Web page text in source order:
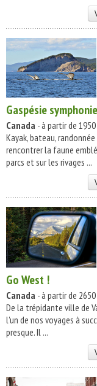
Gaspésie symphonie
Canada - à partir de
Kayak, bateau,
rencontrer la faune
parcs et sur les rivages ...
Go West !
Canada - à partir de
De la trépidante ville de
l'un de nos voyages à
presque. Il ...